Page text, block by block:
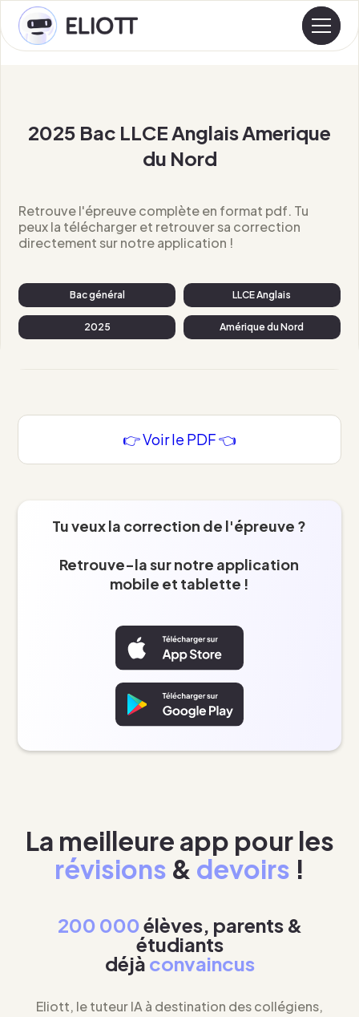
2025 Bac LLCE Anglais Amerique
du Nord
Retrouve l'épreuve complète en format pdf. Tu
peux la télécharger et retrouver sa correction
directement sur notre application !
Bac général LLCE Anglais
2025 Amérique du Nord
👉 Voir le PDF 👈
Tu veux la correction de l'épreuve ?
Retrouve-la sur notre application
mobile et tablette !
La meilleure app pour les
révisions & devoirs !
200 000élèves, parents &
étudiants
déjà convaincus
Eliott, le tuteur IA à destination des collégiens,